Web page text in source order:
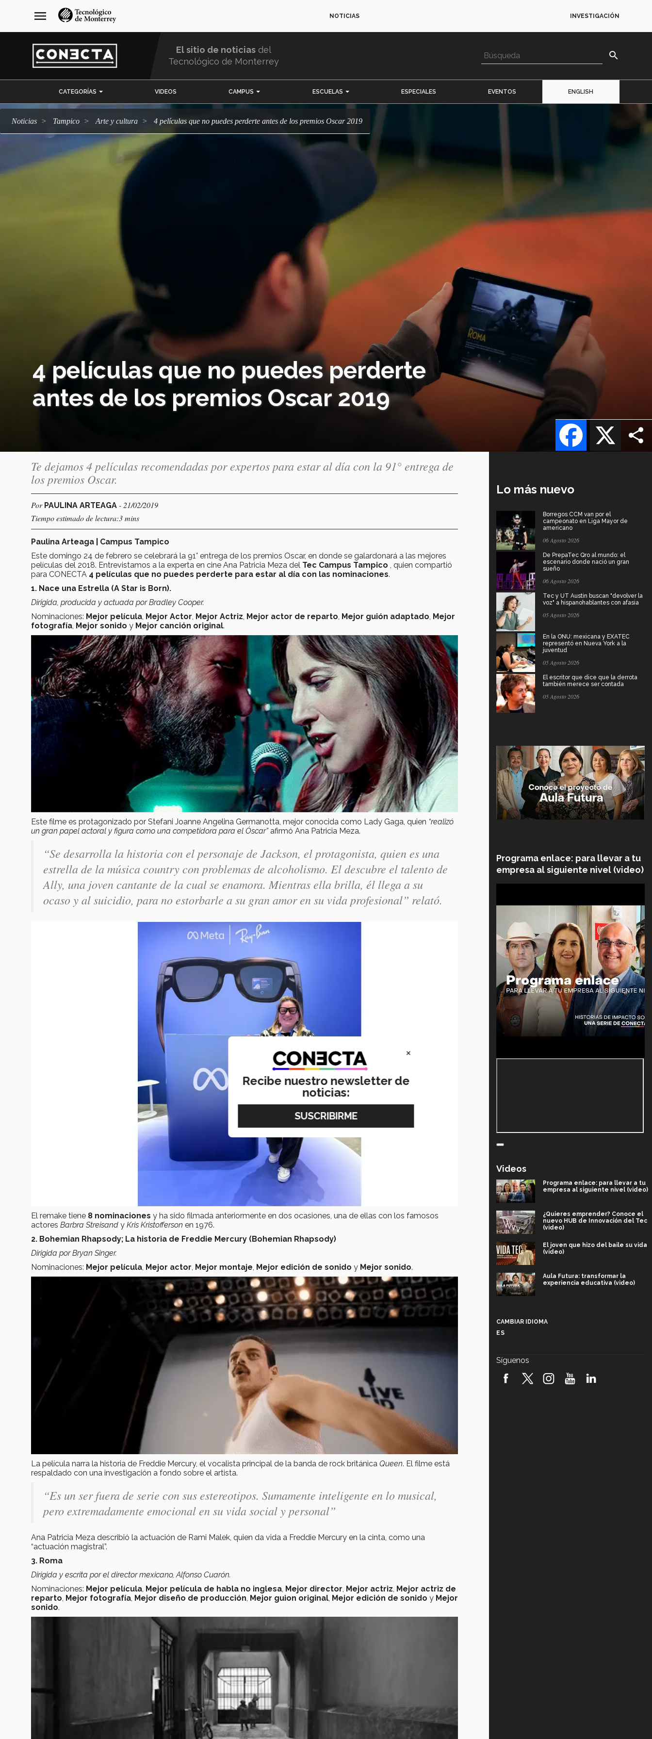
navegación
principal
menu NOTICIAS INVESTIGACIÓN
El sitio de noticias del
Tecnológico de Monterrey
search
CATEGORÍAS VIDEOS CAMPUS ESCUELAS ESPECIALES EVENTOS ENGLISH
Noticias Tampico arte y cultura 4 películas que no puedes perderte antes de los premios Oscar 2019
4 películas que no puedes perderte
antes de los premios Oscar 2019
X
Facebook
Te dejamos 4 películas recomendadas por expertos para estar al día con la 91° entrega de
los premios Oscar.
Por PAULINA ARTEAGA - 21/02/2019
Tiempo estimado de lectura:3 mins
Paulina Arteaga | Campus Tampico
Este domingo 24 de febrero se celebrará la 91° entrega de los premios Oscar, en donde se galardonará a las mejores
películas del 2018. Entrevistamos a la experta en cine Ana Patricia Meza del Tec Campus Tampico , quien compartió
para CONECTA 4 películas que no puedes perderte para estar al día con las nominaciones.
1. Nace una Estrella (A Star is Born).
Dirigida, producida y actuada por Bradley Cooper.
Nominaciones: Mejor película Mejor Actor Mejor Actriz Mejor actor de reparto Mejor guión adaptado Mejor
fotografía Mejor sonido y Mejor canción original.
Este filme es protagonizado por Stefani Joanne Angelina Germanotta, mejor conocida como Lady Gaga, quien “realizó
un gran papel actoral y figura como una competidora para el Óscar”afirmó Ana Patricia Meza.
“Se desarrolla la historia con el personaje de Jackson, el protagonista, quien es una
estrella de la música country con problemas de alcoholismo. El descubre el talento de
Ally, una joven cantante de la cual se enamora. Mientras ella brilla, él llega a su
ocaso y al suicidio, para no estorbarle a su gran amor en su vida profesional” relató.
El remake tiene 8 nominaciones y ha sido filmada anteriormente en dos ocasiones, una de ellas con los famosos
actores Barbra Streisand y Kris Kristofferson en 1976.
2. Bohemian Rhapsody; La historia de Freddie Mercury (Bohemian Rhapsody)
Dirigida por Bryan Singer.
Nominaciones: Mejor película, Mejor actor, Mejor montaje, Mejor edición de sonido y Mejor sonido.
La película narra la historia de Freddie Mercury, el vocalista principal de la banda de rock británica Queen. El filme está
respaldado con una investigación a fondo sobre el artista.
“Es un ser fuera de serie con sus estereotipos. Sumamente inteligente en lo musical,
pero extremadamente emocional en su vida social y personal”
Ana Patricia Meza describió la actuación de Rami Malek, quien da vida a Freddie Mercury en la cinta, como una
“actuación magistral”.
3. Roma
Dirigida y escrita por el director mexicano, Alfonso Cuarón.
Nominaciones: Mejor película, Mejor película de habla no inglesa, Mejor director, Mejor actriz, Mejor actriz de
reparto, Mejor fotografía, Mejor diseño de producción, Mejor guion original, Mejor edición de sonido y Mejor
sonido.
Lo más nuevo
Borregos CCM van por el
campeonato en Liga Mayor de
americano
06 Agosto 2026
De PrepaTec Qro al mundo: el
escenario donde nació un gran
sueño
06 Agosto 2026
Tec y UT Austin buscan "devolver la
voz" a hispanohablantes con afasia
05 Agosto 2026
En la ONU: mexicana y EXATEC
representó en Nueva York a la
juventud
05 Agosto 2026
El escritor que dice que la derrota
también merece ser contada
05 Agosto 2026
Programa enlace: para llevar a tu
empresa al siguiente nivel (video)
Videos
Programa enlace: para llevar a tu
empresa al siguiente nivel (video)
¿Quieres emprender? Conoce el
nuevo HUB de Innovación del Tec
(video)
El joven que hizo del baile su vida
(video)
Aula Futura: transformar la
experiencia educativa (video)
robótica FIRST 2026! (video)
CAMBIAR IDIOMA
ES
Síguenos
×
Recibe nuestro newsletter de
noticias: